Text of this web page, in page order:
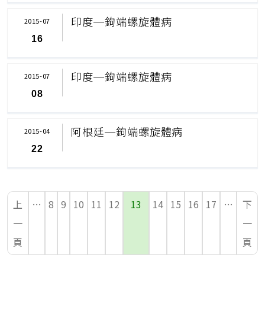
印度─鉤端螺旋體病
2015-07
16
印度─鉤端螺旋體病
2015-07
08
阿根廷─鉤端螺旋體病
2015-04
22
上
一
頁
… 8 9 10 11 12 13 14 15 16 17 …
下
一
頁